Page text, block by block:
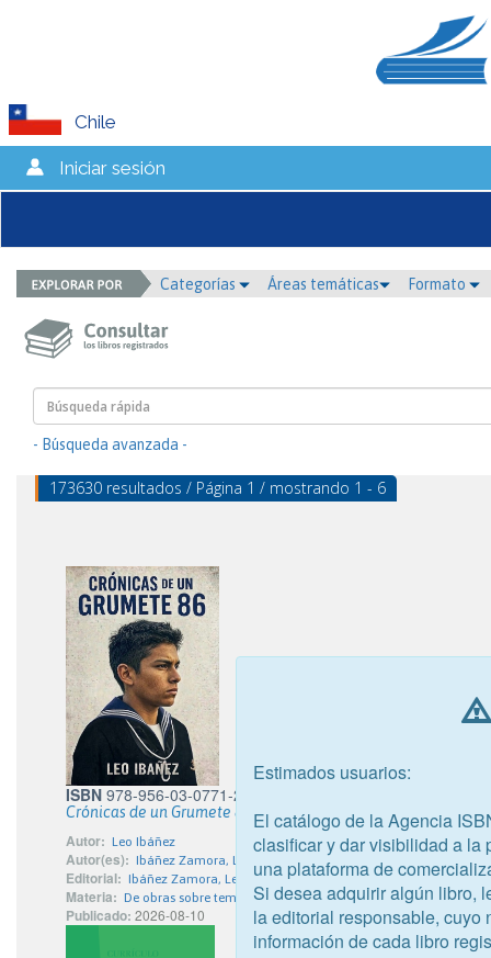
Chile
Iniciar sesión
Categorías Áreas temáticas Formato
- Búsqueda avanzada -
173630 resultados / Página 1 / mostrando 1 - 6
ISBN 978-956-03-0771-2
Crónicas de un Grumete 86
Autor: Leo Ibáñez
Autor(es): Ibáñez Zamora, Leonardo Ivan
Editorial: Ibáñez Zamora, Leonardo Ivan
Materia: De obras sobre temas específicos
Publicado: 2026-08-10
Estimados usuarios:
El catálogo de la Agencia
clasificar y dar visibilidad a la
una plataforma de
Si desea adquirir algún libro,
la editorial responsable, cuyo
información de cada libro